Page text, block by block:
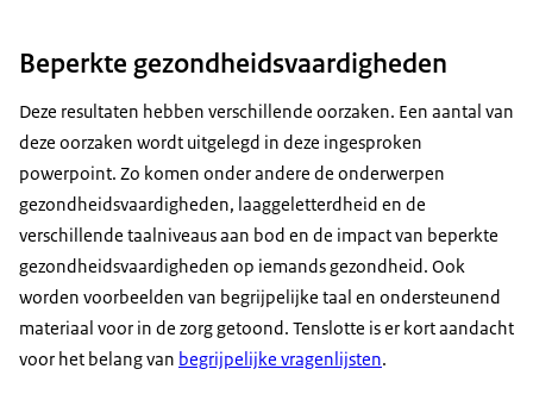
Beperkte gezondheidsvaardigheden
Deze resultaten hebben verschillende oorzaken. Een aantal van
deze oorzaken wordt uitgelegd in deze ingesproken
powerpoint. Zo komen onder andere de onderwerpen
gezondheidsvaardigheden, laaggeletterdheid en de
verschillende taalniveaus aan bod en de impact van beperkte
gezondheidsvaardigheden op iemands gezondheid. Ook
worden voorbeelden van begrijpelijke taal en ondersteunend
materiaal voor in de zorg getoond. Tenslotte is er kort aandacht
voor het belang van begrijpelijke vragenlijsten.